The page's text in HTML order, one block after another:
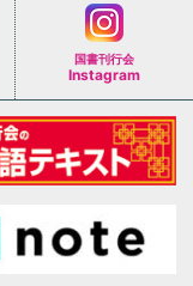
国書刊行会
Instagram